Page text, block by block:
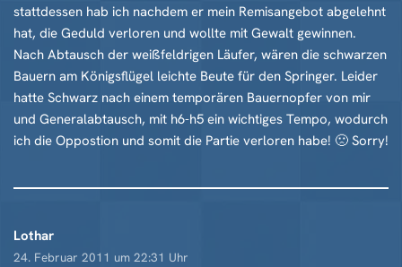
stattdessen hab ich nachdem er mein Remisangebot abgelehnt
hat, die Geduld verloren und wollte mit Gewalt gewinnen.
Nach Abtausch der weißfeldrigen Läufer, wären die schwarzen
Bauern am Königsflügel leichte Beute für den Springer. Leider
hatte Schwarz nach einem temporären Bauernopfer von mir
und Generalabtausch, mit h6-h5 ein wichtiges Tempo, wodurch
ich die Oppostion und somit die Partie verloren habe! 🙁 Sorry!
Lothar
24. Februar 2011 um 22:31 Uhr